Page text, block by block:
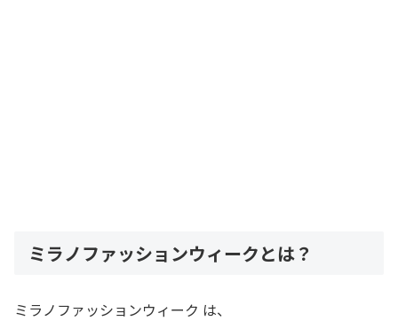
ミラノファッションウィークとは？
ミラノファッションウィーク は、